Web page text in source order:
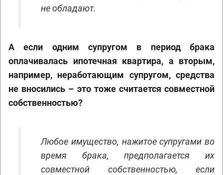
не обладают.
А если одним супругом в период брака
оплачивалась ипотечная квартира, а вторым,
например, неработающим супругом, средства
не вносились – это тоже считается совместной
собственностью?
Любое имущество, нажитое супругами во
время брака, предполагается их
совместной собственностью, если